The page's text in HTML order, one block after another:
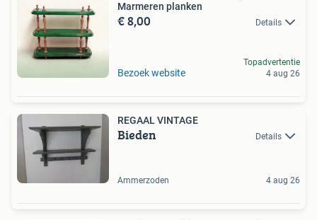
Marmeren planken
€ 8,00 Details
Bezoek website
Topadvertentie
4 aug 26
REGAAL VINTAGE
Bieden Details
Ammerzoden 4 aug 26